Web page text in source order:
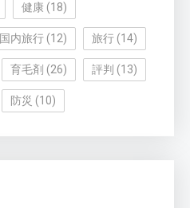
健康(18)
国内旅行(12) 旅行(14)
育毛剤 (26) 評判 (13)
防災 (10)